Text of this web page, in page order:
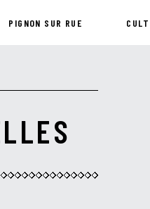
PIGNON SUR RUE